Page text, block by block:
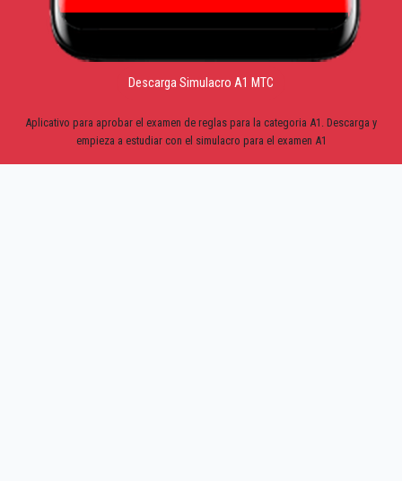
Descarga Simulacro A1 MTC
Aplicativo para aprobar el examen de reglas para la categoria A1. Descarga y
empieza a estudiar con el simulacro para el examen A1